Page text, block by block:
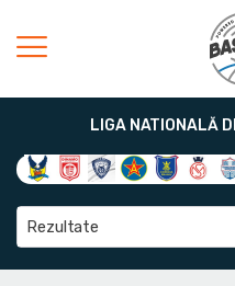
LIGA NATIONALĂ
Rezultate